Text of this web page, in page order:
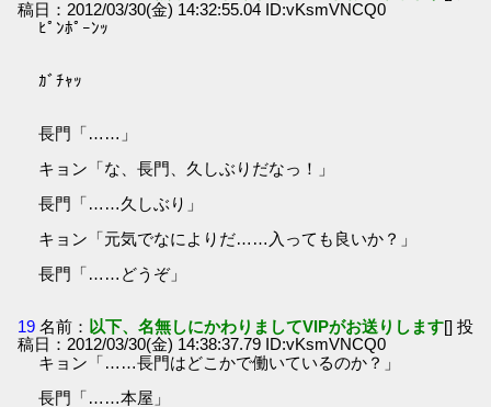
稿日：2012/03/30(金) 14:32:55.04 ID:vKsmVNCQ0
ﾋﾟﾝﾎﾟｰﾝｯ
ｶﾞﾁｬｯ
長門「……」
キョン「な、長門、久しぶりだなっ！」
長門「……久しぶり」
キョン「元気でなによりだ……入っても良いか？」
長門「……どうぞ」
19 名前： 以下、名無しにかわりましてVIPがお送りします[] 投
稿日：2012/03/30(金) 14:38:37.79 ID:vKsmVNCQ0
キョン「……長門はどこかで働いているのか？」
長門「……本屋」